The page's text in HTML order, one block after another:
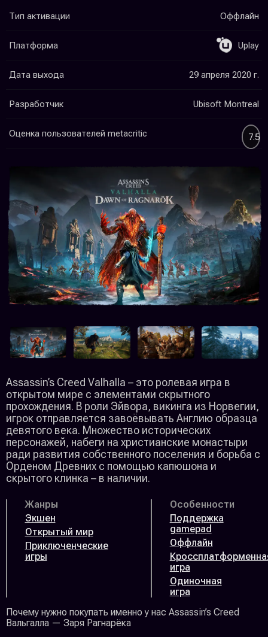
Assassin’s Creed Valhalla – это ролевая игра в
открытом мире с элементами скрытного
прохождения. В роли Эйвора, викинга из Норвегии,
игрок отправляется завоёвывать Англию образца
девятого века. Множество исторических
персонажей, набеги на христианские монастыри
ради развития собственного поселения и борьба с
Орденом Древних с помощью капюшона и
скрытого клинка – в наличии.
Жанры
Экшен
Открытый мир
Приключенческие
игры
Особенности
Поддержка
gamepad
Оффлайн
игра
Одиночная
игра
Почему нужно покупать именно у нас Assassin’s Creed
Вальгалла — Заря Рагнарёка
Тип активации Оффлайн
Платформа Uplay
Дата выхода 29 апреля 2020 г.
Разработчик Ubisoft Montreal
Оценка пользователей metacritic 7.5